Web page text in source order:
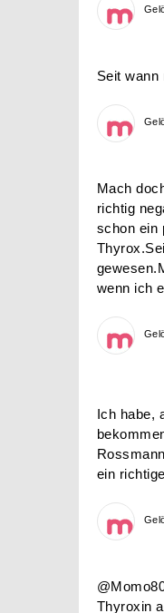
Seit wann
Mach
richtig
schon ein
wenn ich
Ich habe,
ein
Thyroxin